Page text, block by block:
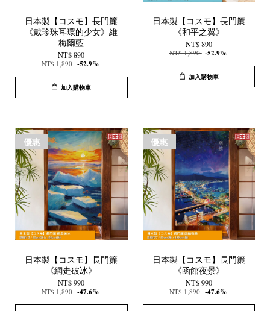
日本製【コスモ】長門簾
《戴珍珠耳環的少女》維
梅爾藍
NT$ 890
NT$ 1,890 -52.9%
加入購物車
日本製【コスモ】長門簾
《和平之翼》
NT$ 890
NT$ 1,890 -52.9%
加入購物車
優惠
日本製【コスモ】長門簾
《網走破冰》
NT$ 990
NT$ 1,890 -47.6%
優惠
日本製【コスモ】長門簾
《函館夜景》
NT$ 990
NT$ 1,890 -47.6%